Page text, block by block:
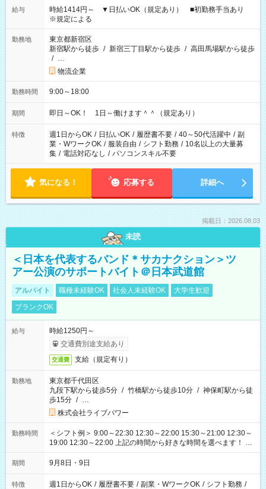
給与
時給1414円～ ▼日払いOK（規定あり） ■初勤務手当あり
※規定による
勤務地
東京都新宿区
新宿駅から徒歩 / 新宿三丁目駅から徒歩 / 高田馬場駅から徒歩
/ …
物流企業
勤務時間 9:00～18:00
期間 即日～OK！ 1日～働けます＾＾（規定あり）
特徴 週1日からOK / 日払いOK / 履歴書不要 / 40～50代活躍中 / 副
業・WワークOK / 服装自由 / シフト勤務 / 10名以上の大量募
集 / 電話対応なし / パソコンスキル不要
気になる！ 応募する 詳細へ
掲載日：2026.08.03
未読
＜日本を代表するバンド＊サカナクション＞ツ
アー公演のサポートバイト＠日本武道館
アルバイト 職種未経験OK 社会人未経験OK
大学生歓迎
ブランクOK
給与
時給1250円～
交通費別途支給あり
交通費 支給（規定有り）
勤務地
東京都千代田区
九段下駅から徒歩5分 / 竹橋駅から徒歩10分 / 神保町駅から徒
歩15分 / …
株式会社ライブパワー
勤務時間
＜シフト例＞ 9:00～22:30 12:30～22:00 15:30～21:00 12:30～
19:00 12:30～22:00 上記の時間から好きな時間を選べます！ ※
時間は変更となる可能性があります
期間 9月8日・9日
特徴 週1日からOK / 履歴書不要 / 副業・WワークOK / シフト勤務 /